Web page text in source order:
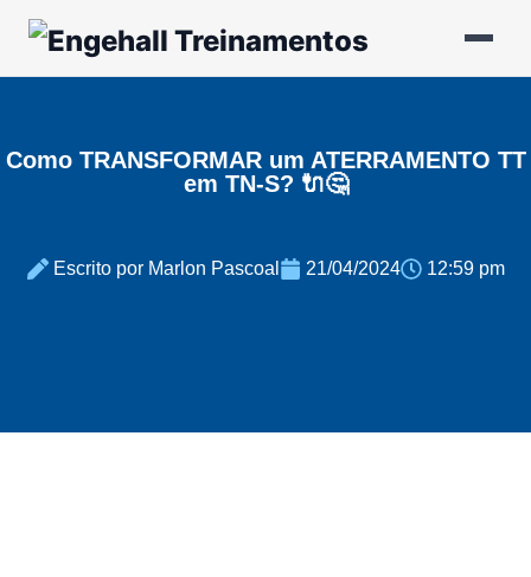
Como TRANSFORMAR um ATERRAMENTO TT
em TN-S? 🔌🤔
Escrito por Marlon Pascoal 21/04/2024 12:59 pm